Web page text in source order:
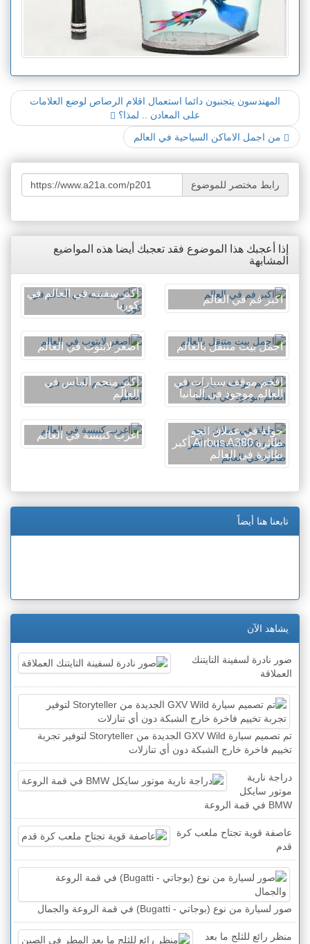
المهندسون يتجنبون دائما استعمال اقلام الرصاص لوضع العلامات
على المعادن .. لمذا؟
من اجمل الاماكن السياحية في العالم
رابط مختصر للموضوع
إذا أعجبك هذا الموضوع فقد تعجبك أيضا هذه المواضيع
المشابهة
اكبر فم في العالم
أكبر سفينه في العالم في
كوريا
اجمل بيت متنقل بالعالم اصغر لابتوب في العالم
افخم موقف سيارات في
العالم موجود في المانيا
أكبر منجم ألماس في
العالم
جولة في عملاق الجو
طائرة Airbus A380 أكبر
طائرة في العالم
اغرب كنيسة في العالم
تابعنا هنا أيضاً
يشاهد الآن
صور نادرة لسفينة التايتنك
العملاقة
تم تصميم سيارة GXV Wild الجديدة من Storyteller لتوفير تجربة
تخييم فاخرة خارج الشبكة دون أي تنازلات
دراجة نارية
موتور سايكل
BMW في قمة الروعة
عاصفة قوية تجتاح ملعب كرة
قدم
صور لسيارة من نوع (بوجاتي - Bugatti) في قمة الروعة والجمال
منظر رائع للثلج ما بعد